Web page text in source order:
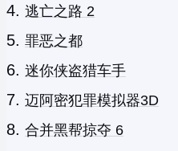
逃亡之路 2
罪恶之都
迷你侠盗猎车手
迈阿密犯罪模拟器3D
合并黑帮掠夺 6